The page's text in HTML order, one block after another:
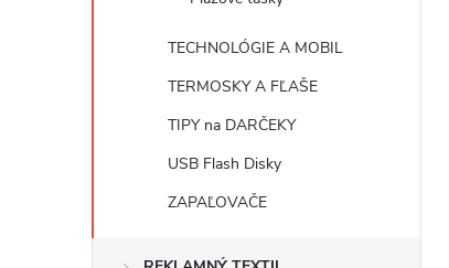
TECHNOLÓGIE A MOBIL
TERMOSKY A FĽAŠE
TIPY na DARČEKY
USB Flash Disky
ZAPAĽOVAČE